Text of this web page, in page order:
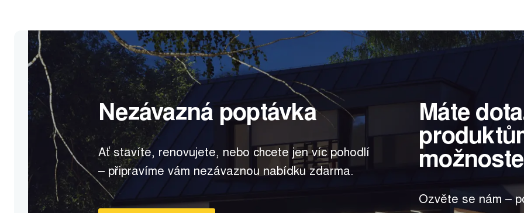
Nezávazná poptávka
Ať stavíte, renovujete, nebo chcete jen víc pohodlí
– připravíme vám nezávaznou nabídku zdarma.
Máte
Ozvěte se nám –